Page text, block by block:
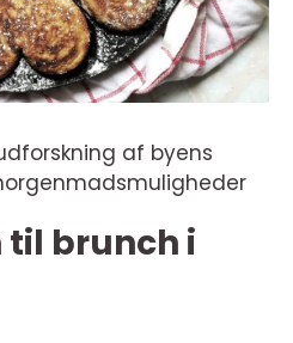
af byens
brunch i